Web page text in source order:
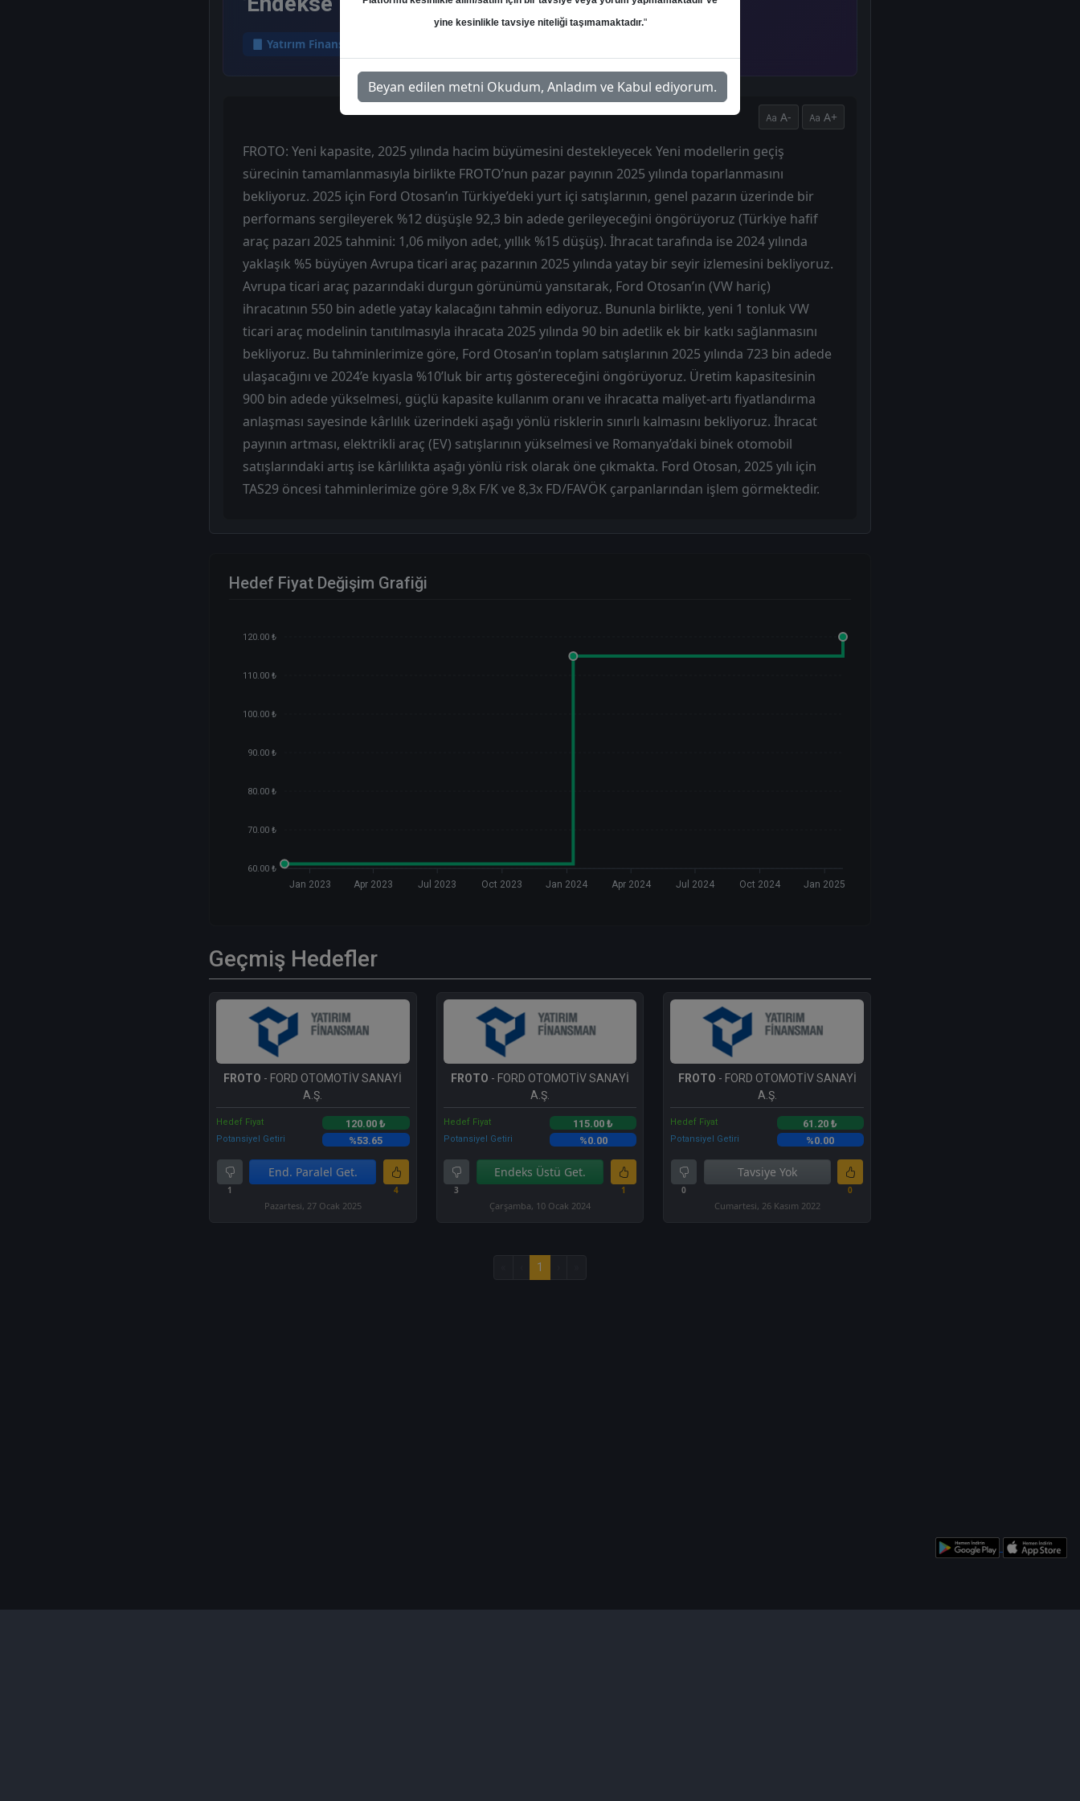
Yatırım Finansman
A- A+
FROTO: Yeni kapasite, 2025 yılında hacim büyümesini destekleyecek Yeni modellerin geçiş
sürecinin tamamlanmasıyla birlikte FROTO’nun pazar payının 2025 yılında toparlanmasını
bekliyoruz. 2025 için Ford Otosan’ın Türkiye’deki yurt içi satışlarının, genel pazarın üzerinde bir
performans sergileyerek %12 düşüşle 92,3 bin adede gerileyeceğini öngörüyoruz (Türkiye hafif
araç pazarı 2025 tahmini: 1,06 milyon adet, yıllık %15 düşüş). İhracat tarafında ise 2024 yılında
yaklaşık %5 büyüyen Avrupa ticari araç pazarının 2025 yılında yatay bir seyir izlemesini bekliyoruz.
Avrupa ticari araç pazarındaki durgun görünümü yansıtarak, Ford Otosan’ın (VW hariç)
ihracatının 550 bin adetle yatay kalacağını tahmin ediyoruz. Bununla birlikte, yeni 1 tonluk VW
ticari araç modelinin tanıtılmasıyla ihracata 2025 yılında 90 bin adetlik ek bir katkı sağlanmasını
bekliyoruz. Bu tahminlerimize göre, Ford Otosan’ın toplam satışlarının 2025 yılında 723 bin adede
ulaşacağını ve 2024’e kıyasla %10’luk bir artış göstereceğini öngörüyoruz. Üretim kapasitesinin
900 bin adede yükselmesi, güçlü kapasite kullanım oranı ve ihracatta maliyet-artı fiyatlandırma
anlaşması sayesinde kârlılık üzerindeki aşağı yönlü risklerin sınırlı kalmasını bekliyoruz. İhracat
payının artması, elektrikli araç (EV) satışlarının yükselmesi ve Romanya’daki binek otomobil
satışlarındaki artış ise kârlılıkta aşağı yönlü risk olarak öne çıkmakta. Ford Otosan, 2025 yılı için
TAS29 öncesi tahminlerimize göre 9,8x F/K ve 8,3x FD/FAVÖK çarpanlarından işlem görmektedir.
Hedef Fiyat Değişim Grafiği
120.00 ₺
110.00 ₺
100.00 ₺
90.00 ₺
80.00 ₺
70.00 ₺
60.00 ₺
Jan 2023 Apr 2023 Jul 2023 Oct 2023 Jan 2024 Apr 2024 Jul 2024 Oct 2024 Jan 2025
Geçmiş Hedefler
FROTO - FORD OTOMOTİV SANAYİ
A.Ş.
Hedef Fiyat 120.00 ₺
Potansiyel Getiri %53.65
1
End. Paralel Get.
4
Pazartesi, 27 Ocak 2025
FROTO - FORD OTOMOTİV SANAYİ
A.Ş.
Hedef Fiyat 115.00 ₺
Potansiyel Getiri %0.00
3
Endeks Üstü Get.
1
Çarşamba, 10 Ocak 2024
FROTO - FORD OTOMOTİV SANAYİ
A.Ş.
Hedef Fiyat 61.20 ₺
Potansiyel Getiri %0.00
0
Tavsiye Yok
0
Cumartesi, 26 Kasım 2022
1
yine kesinlikle tavsiye niteliği taşımamaktadır."
Beyan edilen metni Okudum, Anladım ve Kabul ediyorum.